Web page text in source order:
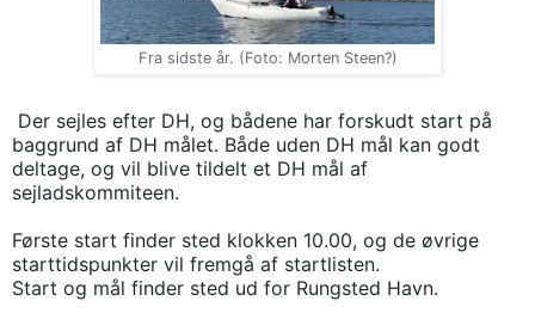
Fra sidste år. (Foto: Morten Steen?)
Der sejles efter DH, og bådene har forskudt start på
baggrund af DH målet. Både uden DH mål kan godt
deltage, og vil blive tildelt et DH mål af
sejladskommiteen.
Første start finder sted klokken 10.00, og de øvrige
starttidspunkter vil fremgå af startlisten.
Start og mål finder sted ud for Rungsted Havn.